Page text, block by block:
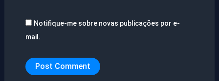
Notifique-me sobre novas publicações por e-
mail.